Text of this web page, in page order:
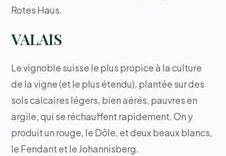
Rotes Haus.
VALAIS
Le vignoble suisse le plus propice à la culture
de la vigne (et le plus étendu), plantée sur des
sols calcaires légers, bien aérés, pauvres en
argile, qui se réchauffent rapidement. On y
produit un rouge, le Dôle, et deux beaux blancs,
le Fendant et le Johannisberg.